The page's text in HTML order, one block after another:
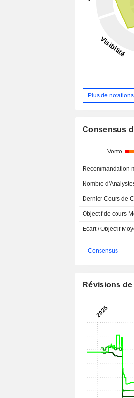
Plus de notations
Consensus
Vente
Recommandation
Nombre
Dernier Cours de
Objectif de cours
Ecart / Objectif
Consensus
Révisions